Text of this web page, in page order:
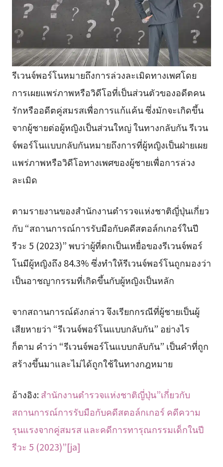
รีเวนจ์พอร์โนหมายถึงการล่วงละเมิดทางเพศโดย
การเผยแพร่ภาพหรือวิดีโอที่เป็นส่วนตัวของอดีตคน
รักหรืออดีตคู่สมรสเพื่อการแก้แค้น ซึ่งมักจะเกิดขึ้น
จากผู้ชายต่อผู้หญิงเป็นส่วนใหญ่ ในทางกลับกัน รีเวน
จ์พอร์โนแบบกลับกันหมายถึงการที่ผู้หญิงเป็นฝ่ายเผย
แพร่ภาพหรือวิดีโอทางเพศของผู้ชายเพื่อการล่วง
ละเมิด
ตามรายงานของสำนักงานตำรวจแห่งชาติญี่ปุ่นเกี่ยว
กับ “สถานการณ์การรับมือกับคดีสตอล์กเกอร์ในปี
รีวะ 5 (2023)” พบว่าผู้ที่ตกเป็นเหยื่อของรีเวนจ์พอร์
โนมีผู้หญิงถึง 84.3% ซึ่งทำให้รีเวนจ์พอร์โนถูกมองว่า
เป็นอาชญากรรมที่เกิดขึ้นกับผู้หญิงเป็นหลัก
จากสถานการณ์ดังกล่าว จึงเรียกกรณีที่ผู้ชายเป็นผู้
เสียหายว่า “รีเวนจ์พอร์โนแบบกลับกัน” อย่างไร
ก็ตาม คำว่า “รีเวนจ์พอร์โนแบบกลับกัน” เป็นคำที่ถูก
สร้างขึ้นมาและไม่ได้ถูกใช้ในทางกฎหมาย
อ้างอิง:สำนักงานตำรวจแห่งชาติญี่ปุ่น”เกี่ยวกับ
สถานการณ์การรับมือกับคดีสตอล์กเกอร์ คดีความ
รุนแรงจากคู่สมรส และคดีการทารุณกรรมเด็กในปี
รีวะ 5 (2023)”[ja]